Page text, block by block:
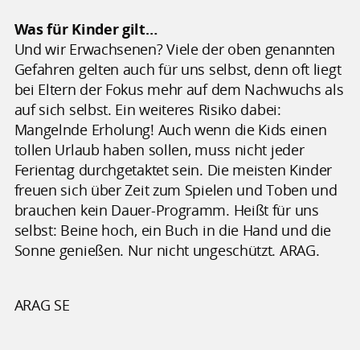
Was für Kinder gilt…
Und wir Erwachsenen? Viele der oben genannten
Gefahren gelten auch für uns selbst, denn oft liegt
bei Eltern der Fokus mehr auf dem Nachwuchs als
auf sich selbst. Ein weiteres Risiko dabei:
Mangelnde Erholung! Auch wenn die Kids einen
tollen Urlaub haben sollen, muss nicht jeder
Ferientag durchgetaktet sein. Die meisten Kinder
freuen sich über Zeit zum Spielen und Toben und
brauchen kein Dauer-Programm. Heißt für uns
selbst: Beine hoch, ein Buch in die Hand und die
Sonne genießen. Nur nicht ungeschützt. ARAG.
ARAG SE